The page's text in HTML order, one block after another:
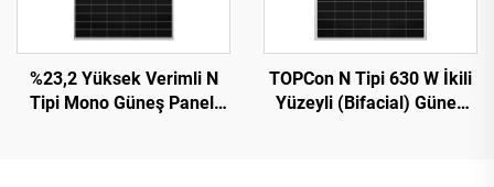
%23,2 Yüksek Verimli N
Tipi Mono Güneş Paneli
TOPCon N Tipi 630 W İkili
Yüzeyli (Bifacial) Güneş